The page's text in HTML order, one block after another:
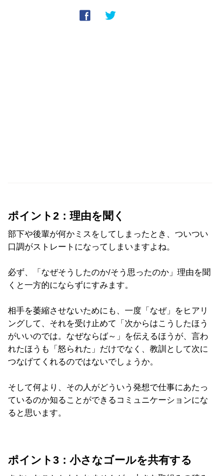
ポイント2：理由を聞く
部下や後輩が何かミスをしてしまったとき、ついつい
口調がストレートになってしまいますよね。
必ず、「なぜそうしたのか/そう思ったのか」理由を聞
くと一方的にならずにすみます。
相手を萎縮させないためにも、一度「なぜ」をヒアリ
ングして、それを受け止めて「次からはこうしたほう
がいいのでは。なぜならば～」を伝えるほうが、言わ
れたほうも「怒られた」だけでなく、教訓として次に
つなげてくれるのではないでしょうか。
そして何より、その人がどういう発想で仕事にあたっ
ているのか知ることができるコミュニケーションにな
ると思います。
ポイント3：小さなゴールを共有する